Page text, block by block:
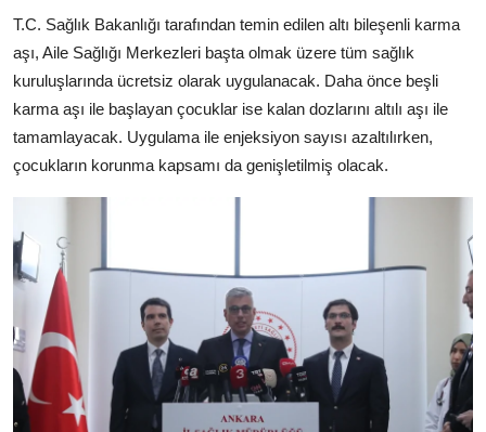
T.C. Sağlık Bakanlığı tarafından temin edilen altı bileşenli karma
aşı, Aile Sağlığı Merkezleri başta olmak üzere tüm sağlık
kuruluşlarında ücretsiz olarak uygulanacak. Daha önce beşli
karma aşı ile başlayan çocuklar ise kalan dozlarını altılı aşı ile
tamamlayacak. Uygulama ile enjeksiyon sayısı azaltılırken,
çocukların korunma kapsamı da genişletilmiş olacak.